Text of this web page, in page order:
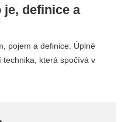
definice a
pojem a definice. Úplné
která spočívá v